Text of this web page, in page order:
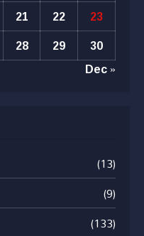
21 22
23
28 29
30
Dec »
(13)
(9)
(133)